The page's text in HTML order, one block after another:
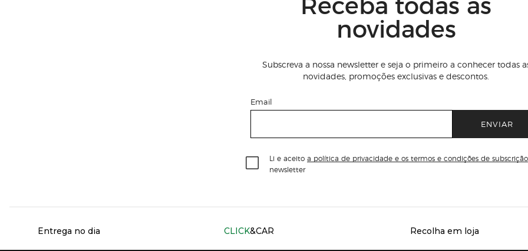
novidades
Subscreva a nossa newsletter e seja o primeiro a conhecer todas
novidades, promoções exclusivas e descontos.
Email
ENVIAR
Li e aceito a política de privacidade e os termos e condições de subscrição
newsletter
Servicios destacados
Entrega no dia CLICK&CAR Recolha em loja